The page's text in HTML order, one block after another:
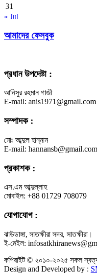
31
« Jul
আমাদের ফেসবুক
প্রধান উপদেষ্টা :
আনিসুর রহমান গাজী
E-mail: anis1971@gmail.com
সম্পাদক :
মোঃ আব্দুল হান্নান
E-mail: hannansb@gmail.com
প্রকাশক :
এস.এম আব্দুল্লাহ
মোবাইল: +88 01729 708079
যোগাযোগ :
ঝাউডাঙ্গা, সাতক্ষীরা সদর, সাতক্ষীরা।
ই-মেইল:
কপিরাইট © ২০১০-২০২৫ সকল
Design and Developed by :